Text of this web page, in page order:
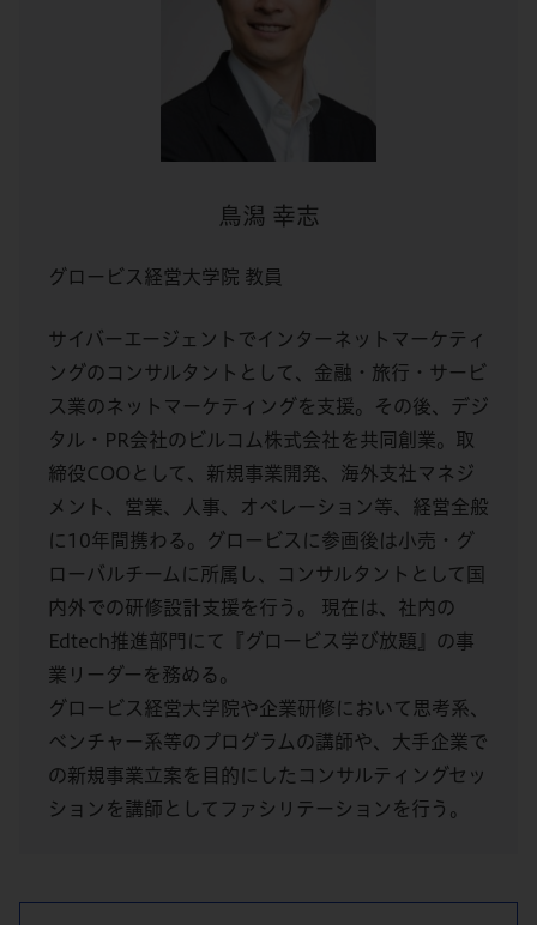
鳥潟 幸志
グロービス経営大学院 教員
サイバーエージェントでインターネットマーケティ
ングのコンサルタントとして、金融・旅行・サービ
ス業のネットマーケティングを支援。その後、デジ
タル・PR会社のビルコム株式会社を共同創業。取
締役COOとして、新規事業開発、海外支社マネジ
メント、営業、人事、オペレーション等、経営全般
に10年間携わる。グロービスに参画後は小売・グ
ローバルチームに所属し、コンサルタントとして国
内外での研修設計支援を行う。 現在は、社内の
Edtech推進部門にて『グロービス学び放題』の事
業リーダーを務める。
グロービス経営大学院や企業研修において思考系、
ベンチャー系等のプログラムの講師や、大手企業で
の新規事業立案を目的にしたコンサルティングセッ
ションを講師としてファシリテーションを行う。